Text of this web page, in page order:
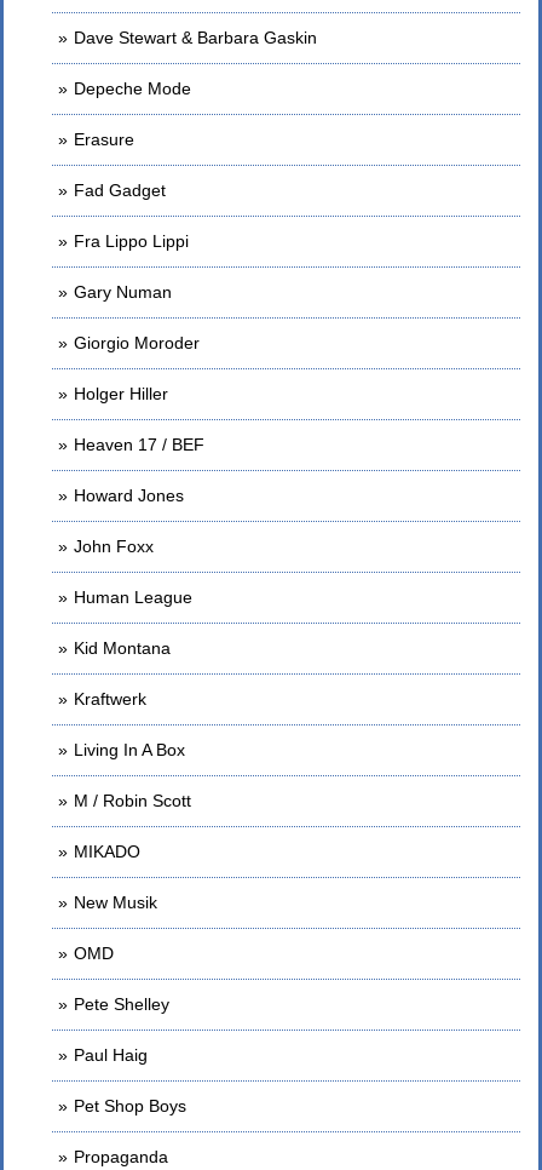
Dave Stewart & Barbara Gaskin
Depeche Mode
Erasure
Fad Gadget
Fra Lippo Lippi
Gary Numan
Giorgio Moroder
Holger Hiller
Heaven 17 / BEF
Howard Jones
John Foxx
Human League
Kid Montana
Kraftwerk
Living In A Box
M / Robin Scott
MIKADO
New Musik
OMD
Pete Shelley
Paul Haig
Pet Shop Boys
Propaganda